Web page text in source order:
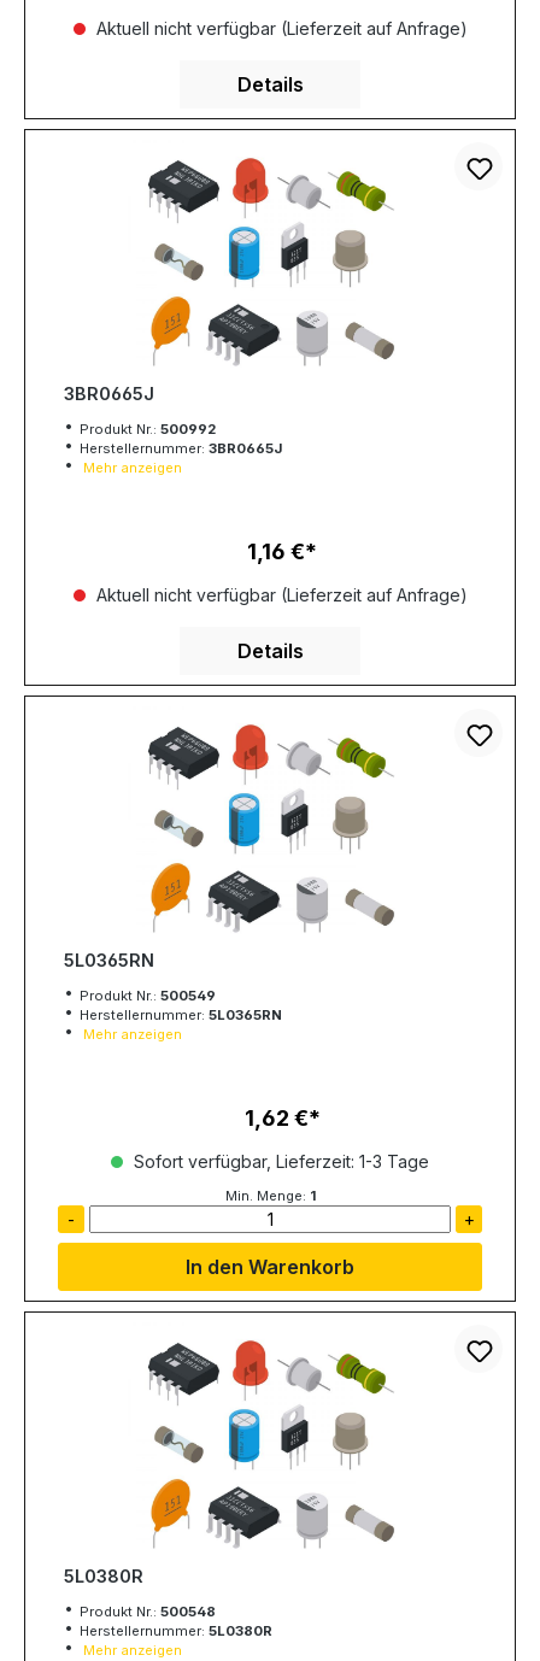
Aktuell nicht verfügbar (Lieferzeit auf Anfrage)
Details
3BR0665J
Produkt Nr.: 500992
Herstellernummer: 3BR0665J
Mehr anzeigen
Regulärer Preis:
1,16 €
Aktuell nicht verfügbar (Lieferzeit auf Anfrage)
Details
5L0365RN
Produkt Nr.: 500549
Herstellernummer: 5L0365RN
Mehr anzeigen
Regulärer Preis:
1,62 €
Sofort verfügbar, Lieferzeit: 1-3 Tage
Min. Menge: 1
- +
In den Warenkorb
5L0380R
Produkt Nr.: 500548
Herstellernummer: 5L0380R
Mehr anzeigen